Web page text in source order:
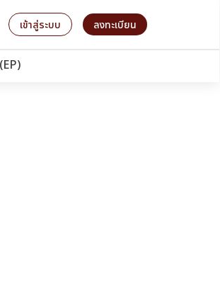
เข้าสู่ระบบ ลงทะเบียน